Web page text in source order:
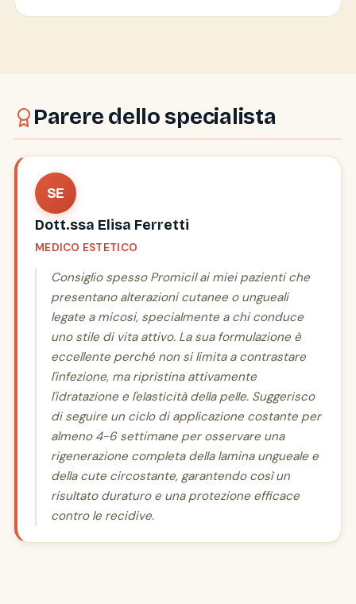
Parere dello specialista
SE
Dott.ssa Elisa Ferretti
MEDICO ESTETICO
Consiglio spesso Promicil ai miei pazienti che
presentano alterazioni cutanee o ungueali
legate a micosi, specialmente a chi conduce
uno stile di vita attivo. La sua formulazione è
eccellente perché non si limita a contrastare
l'infezione, ma ripristina attivamente
l'idratazione e l'elasticità della pelle. Suggerisco
di seguire un ciclo di applicazione costante per
almeno 4-6 settimane per osservare una
rigenerazione completa della lamina ungueale e
della cute circostante, garantendo così un
risultato duraturo e una protezione efficace
contro le recidive.